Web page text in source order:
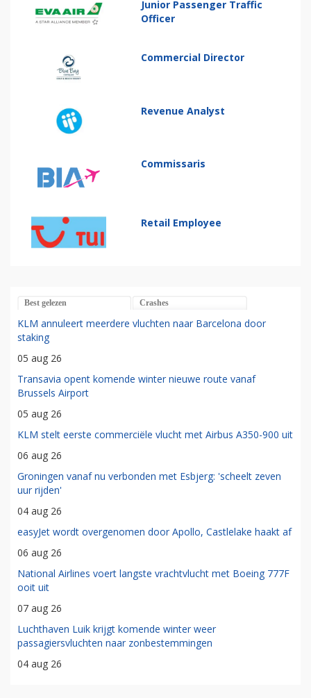
Junior Passenger Traffic
Officer
Commercial Director
Revenue Analyst
Commissaris
Retail Employee
Best gelezen Crashes
KLM annuleert meerdere vluchten naar Barcelona door
staking
05 aug 26
Transavia opent komende winter nieuwe route vanaf
Brussels Airport
05 aug 26
KLM stelt eerste commerciële vlucht met Airbus A350-900 uit
06 aug 26
Groningen vanaf nu verbonden met Esbjerg: 'scheelt zeven
uur rijden'
04 aug 26
easyJet wordt overgenomen door Apollo, Castlelake haakt af
06 aug 26
National Airlines voert langste vrachtvlucht met Boeing 777F
ooit uit
07 aug 26
Luchthaven Luik krijgt komende winter weer
passagiersvluchten naar zonbestemmingen
04 aug 26